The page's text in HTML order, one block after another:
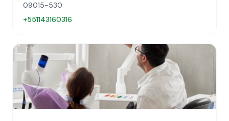
09015-530
+551143160316